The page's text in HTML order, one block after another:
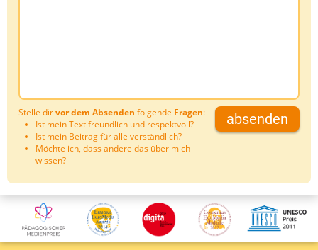
Stelle dirvor dem Absenden folgende Fragen:
Ist mein Text freundlich und respektvoll?
Ist mein Beitrag für alle verständlich?
Möchte ich, dass andere das über mich
wissen?
absenden